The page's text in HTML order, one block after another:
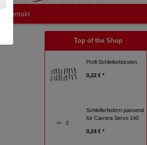
Kontakt
Top of the Shop
Profi Schleiferbürsten
0,22 € *
Schleiferfedern passend
für Carrera Servo 140
0,24 € *